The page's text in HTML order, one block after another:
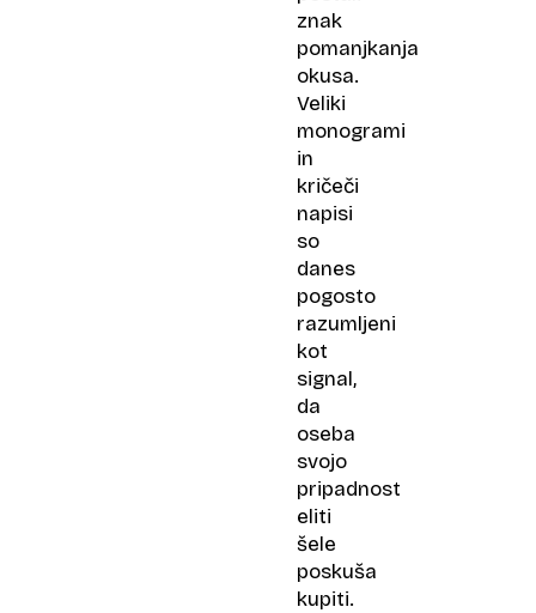
znak
pomanjkanja
okusa.
Veliki
monogrami
in
kričeči
napisi
so
danes
pogosto
razumljeni
kot
signal,
da
oseba
svojo
pripadnost
eliti
šele
poskuša
kupiti.